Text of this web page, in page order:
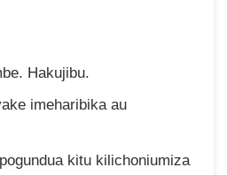
Hakujibu.
imeharibika au
kitu kilichoniumiza